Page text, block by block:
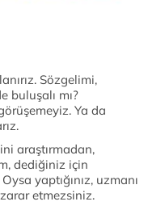
Sözgelimi,
buluşalı mı?
Ya da
araştırmadan,
dediğiniz için
yaptığınız, uzmanı
etmezsiniz.